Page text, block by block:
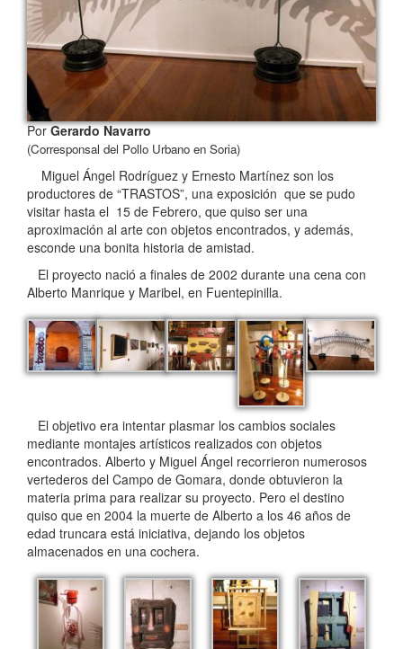
PorGerardo Navarro
(Corresponsal del Pollo Urbano en Soria)
Miguel Ángel Rodríguez y Ernesto Martínez son los
productores de “TRASTOS”, una exposición que se pudo
visitar hasta el 15 de Febrero, que quiso ser una
aproximación al arte con objetos encontrados, y además,
esconde una bonita historia de amistad.
El proyecto nació a finales de 2002 durante una cena con
Alberto Manrique y Maribel, en Fuentepinilla.
El objetivo era intentar plasmar los cambios sociales
mediante montajes artísticos realizados con objetos
encontrados. Alberto y Miguel Ángel recorrieron numerosos
vertederos del Campo de Gomara, donde obtuvieron la
materia prima para realizar su proyecto. Pero el destino
quiso que en 2004 la muerte de Alberto a los 46 años de
edad truncara está iniciativa, dejando los objetos
almacenados en una cochera.